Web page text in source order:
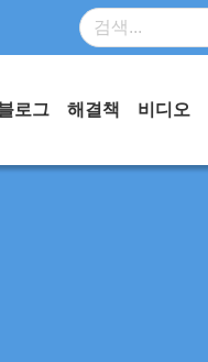
로그 해결책 비디오